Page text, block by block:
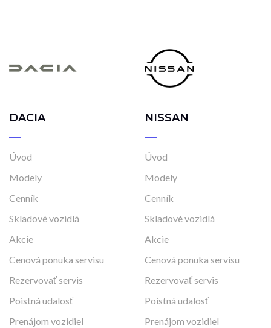
DACIA
Úvod
Modely
Cenník
Skladové vozidlá
Akcie
Cenová ponuka servisu
Rezervovať servis
Poistná udalosť
Prenájom vozidiel
NISSAN
Úvod
Modely
Cenník
Skladové vozidlá
Akcie
Cenová ponuka servisu
Rezervovať servis
Poistná udalosť
Prenájom vozidiel